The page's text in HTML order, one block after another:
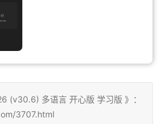
(v30.6) 多语言 开心版 学习版 》：
3707.html